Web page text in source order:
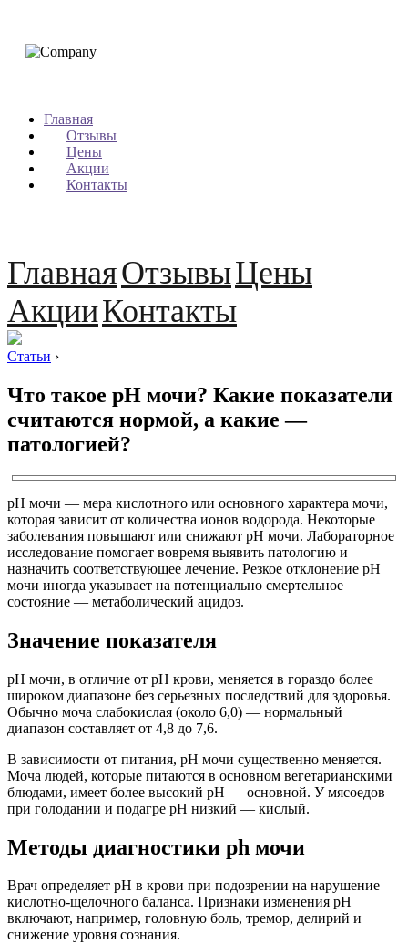
Главная
Отзывы
Цены
Акции
Контакты
ГлавнаяОтзывыЦены
АкцииКонтакты
Статьи ›
Что такое pH мочи? Какие показатели
считаются нормой, а какие —
патологией?
pH мочи — мера кислотного или основного характера мочи,
которая зависит от количества ионов водорода. Некоторые
заболевания повышают или снижают pH мочи. Лабораторное
исследование помогает вовремя выявить патологию и
назначить соответствующее лечение. Резкое отклонение pH
мочи иногда указывает на потенциально смертельное
состояние — метаболический ацидоз.
Значение показателя
pH мочи, в отличие от pH крови, меняется в гораздо более
широком диапазоне без серьезных последствий для здоровья.
Обычно моча слабокислая (около 6,0) — нормальный
диапазон составляет от 4,8 до 7,6.
В зависимости от питания, рН мочи существенно меняется.
Моча людей, которые питаются в основном вегетарианскими
блюдами, имеет более высокий рН — основной. У мясоедов
при голодании и подагре pH низкий — кислый.
Методы диагностики ph мочи
Врач определяет рН в крови при подозрении на нарушение
кислотно-щелочного баланса. Признаки изменения pH
включают, например, головную боль, тремор, делирий и
снижение уровня сознания.